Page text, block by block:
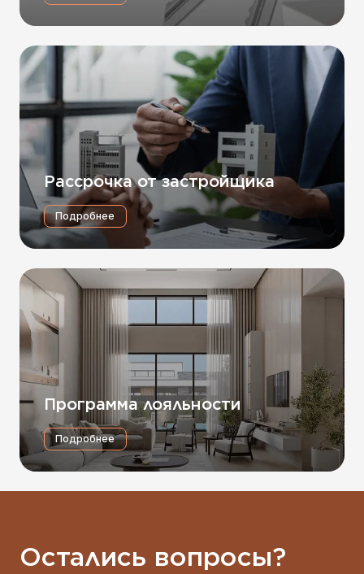
Рассрочка от застройщика
Подробнее
Программа лояльности
Подробнее
Остались вопросы?